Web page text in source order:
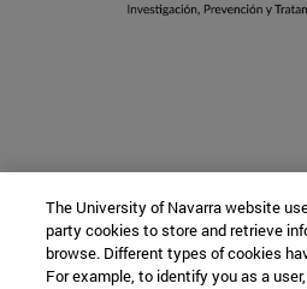
The University of Navarra website
party cookies to store and retrieve
browse. Different types of cookies
For example, to identify you as a